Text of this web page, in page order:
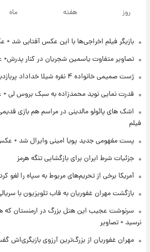
۲۱ ساعت پیش
+ جدول
آغاز طرح جدید فروش
نام خودرو، مبلغ پیش
سود مشارکت چند درصد
زمان پخش «مرد سه هزار
۱ روز پیش
کار استقلال و رامین
عکس / خداحافظی صمیمانه
مذاق رضاییان خوش
روز هفته ماه
بازیگر فیلم اخراجی‌ها با این عکس آفتابی شد
تصاویر متفاوت یاسمین شجریان در کنار
ژست صمیمی خانواده ۴ نفره شیلا خداداد پربازدید شد + عکس
قدرت نمایی نوید محمدزاده به سبک بروس لی
اشک های پائولو مالدینی در مراسم هم بازی
فیلم
پست مفهومی جدید پویا امینی وایرال شد +
جزئیات شرط ایران برای بازگشایی تنگه هرمز
آمریکا برخی از تحریم‌های مربوط به سپاه را لغو
بازگشت مهران غفوریان به قاب تلویزیون با
سرنوشت عجیب این هتل بزرگ در ارمنستان که
نرسید + تصاویر
مهران غفوریان از بزرگ‌ترین آرزوی بازیگری‌اش